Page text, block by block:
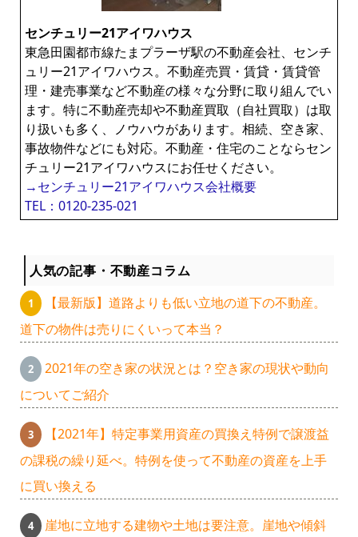
センチュリー21アイワハウス
東急田園都市線たまプラーザ駅の不動産会社、センチ
ュリー21アイワハウス。不動産売買・賃貸・賃貸管
理・建売事業など不動産の様々な分野に取り組んでい
ます。特に不動産売却や不動産買取（自社買取）は取
り扱いも多く、ノウハウがあります。相続、空き家、
事故物件などにも対応。不動産・住宅のことならセン
チュリー21アイワハウスにお任せください。
→センチュリー21アイワハウス会社概要
TEL：0120-235-021
人気の記事・不動産コラム
【最新版】道路よりも低い立地の道下の不動産。
道下の物件は売りにくいって本当？
2021年の空き家の状況とは？空き家の現状や動向
についてご紹介
【2021年】特定事業用資産の買換え特例で譲渡益
の課税の繰り延べ。特例を使って不動産の資産を上手
に買い換える
崖地に立地する建物や土地は要注意。崖地や傾斜